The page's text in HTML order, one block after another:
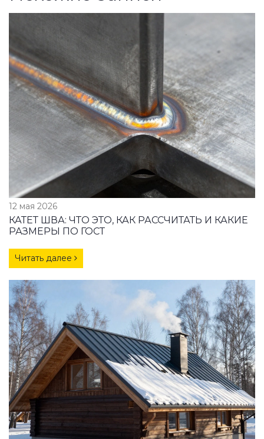
12 мая 2026
КАТЕТ ШВА: ЧТО ЭТО, КАК РАССЧИТАТЬ И КАКИЕ
РАЗМЕРЫ ПО ГОСТ
Читать далее